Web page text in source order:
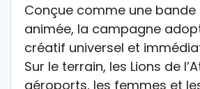
Conçue comme une bande
animée, la campagne
créatif universel et
Sur le terrain, les Lions de
aéroports, les femmes et